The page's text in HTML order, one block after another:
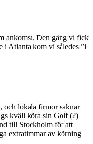
ankomst. Den gång vi fick
i Atlanta kom vi således ”i
och lokala firmor saknar
kväll köra sin Golf (?)
till Stockholm för att
extratimmar av körning